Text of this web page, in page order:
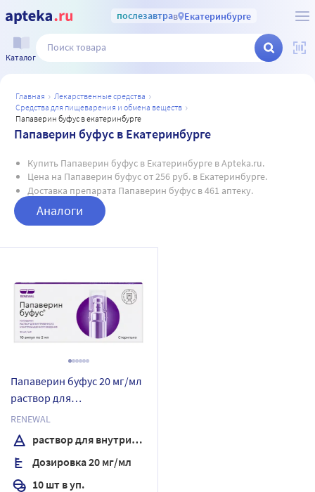
послезавтрав Екатеринбурге
Каталог
главная
лекарственные средства
средства для пищеварения и обмена веществ
папаверин буфус в екатеринбурге
Папаверин буфус в Екатеринбурге
Купить Папаверин буфус в Екатеринбурге в Apteka.ru.
Цена на Папаверин буфус от 256 руб. в Екатеринбурге.
Доставка препарата Папаверин буфус в 461 аптеку.
Аналоги
Папаверин буфус 20 мг/мл
раствор для
внутривенного и
внутримышечного
введения 2 мл ампулы 10
шт.
RENEWAL
раствор для внутривенного и внутримышечного введения
Дозировка 20 мг/мл
10 шт в уп.